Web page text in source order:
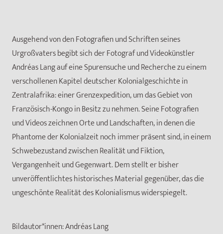
Ausgehend von den Fotografien und Schriften seines
Urgroßvaters begibt sich der Fotograf und Videokünstler
Andréas Lang auf eine Spurensuche und Recherche zu einem
verschollenen Kapitel deutscher Kolonialgeschichte in
Zentralafrika: einer Grenzexpedition, um das Gebiet von
Französisch-Kongo in Besitz zu nehmen. Seine Fotografien
und Videos zeichnen Orte und Landschaften, in denen die
Phantome der Kolonialzeit noch immer präsent sind, in einem
Schwebezustand zwischen Realität und Fiktion,
Vergangenheit und Gegenwart. Dem stellt er bisher
unveröffentlichtes historisches Material gegenüber, das die
ungeschönte Realität des Kolonialismus widerspiegelt.
Bildautor*innen:Andréas Lang